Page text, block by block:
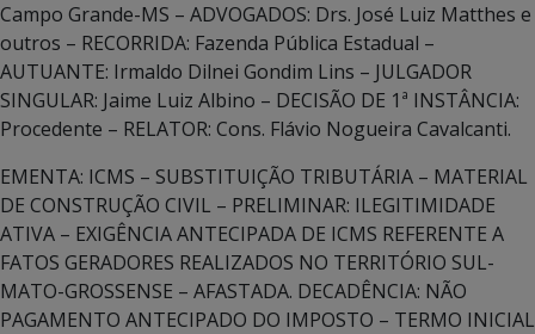
Campo Grande-MS – ADVOGADOS: Drs. José Luiz Matthes e
outros – RECORRIDA: Fazenda Pública Estadual –
AUTUANTE: Irmaldo Dilnei Gondim Lins – JULGADOR
SINGULAR: Jaime Luiz Albino – DECISÃO DE 1ª INSTÂNCIA:
Procedente – RELATOR: Cons. Flávio Nogueira Cavalcanti.
EMENTA: ICMS – SUBSTITUIÇÃO TRIBUTÁRIA – MATERIAL
DE CONSTRUÇÃO CIVIL – PRELIMINAR: ILEGITIMIDADE
ATIVA – EXIGÊNCIA ANTECIPADA DE ICMS REFERENTE A
FATOS GERADORES REALIZADOS NO TERRITÓRIO SUL-
MATO-GROSSENSE – AFASTADA. DECADÊNCIA: NÃO
PAGAMENTO ANTECIPADO DO IMPOSTO – TERMO INICIAL